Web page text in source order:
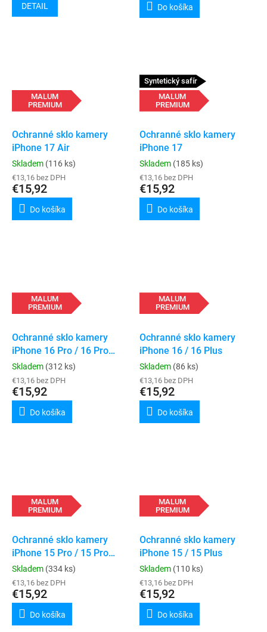
DETAIL Do košíka
MALUM
PREMIUM
Ochranné sklo kamery
iPhone 17 Air
Skladem (116 ks)
€13,16 bez DPH
€15,92
Do košíka
Syntetický safír
MALUM
PREMIUM
Ochranné sklo kamery
iPhone 17
Skladem (185 ks)
€13,16 bez DPH
€15,92
Do košíka
MALUM
PREMIUM
Ochranné sklo kamery
iPhone 16 Pro / 16 Pro
Max
Skladem (312 ks)
€13,16 bez DPH
€15,92
Do košíka
MALUM
PREMIUM
Ochranné sklo kamery
iPhone 16 / 16 Plus
Skladem (86 ks)
€13,16 bez DPH
€15,92
Do košíka
MALUM
PREMIUM
Ochranné sklo kamery
iPhone 15 Pro / 15 Pro
Max
Skladem (334 ks)
€13,16 bez DPH
€15,92
Do košíka
MALUM
PREMIUM
Ochranné sklo kamery
iPhone 15 / 15 Plus
Skladem (110 ks)
€13,16 bez DPH
€15,92
Do košíka